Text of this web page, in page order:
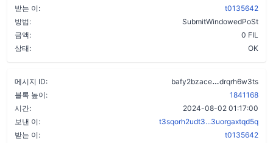
받는 이:
t0135642
방법:
SubmitWindowedPoSt
금액:
0 FIL
상태:
OK
메시지 ID: bafy2bzace
drqrh6w3ts
블록 높이:
1841168
시간:
2024-08-02 01:17:00
보낸 이:
t3sqorh2udt3...3uorgaxtqd5q
받는 이:
t0135642